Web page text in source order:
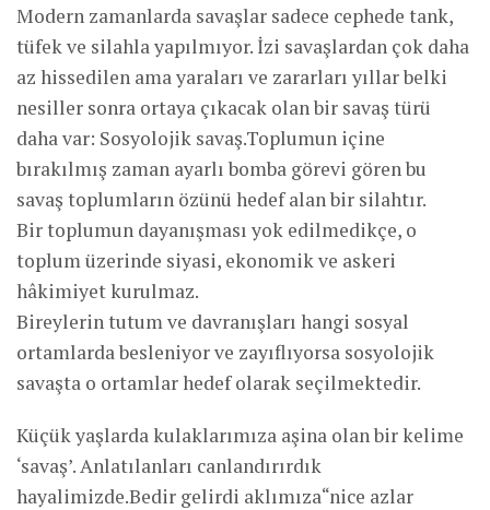
Modern zamanlarda savaşlar sadece cephede tank,
tüfek ve silahla yapılmıyor. İzi savaşlardan çok daha
az hissedilen ama yaraları ve zararları yıllar belki
nesiller sonra ortaya çıkacak olan bir savaş türü
daha var: Sosyolojik savaş.Toplumun içine
bırakılmış zaman ayarlı bomba görevi gören bu
savaş toplumların özünü hedef alan bir silahtır.
Bir toplumun dayanışması yok edilmedikçe, o
toplum üzerinde siyasi, ekonomik ve askeri
hâkimiyet kurulmaz.
Bireylerin tutum ve davranışları hangi sosyal
ortamlarda besleniyor ve zayıflıyorsa sosyolojik
savaşta o ortamlar hedef olarak seçilmektedir.
Küçük yaşlarda kulaklarımıza aşina olan bir kelime
‘savaş’. Anlatılanları canlandırırdık
hayalimizde.Bedir gelirdi aklımıza“nice azlar